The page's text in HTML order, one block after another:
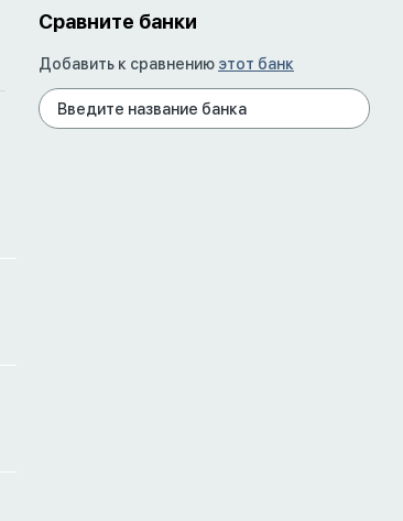
Сравните банки
Добавить к сравнению этот банк